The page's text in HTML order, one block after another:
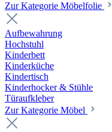
Zur Kategorie Möbelfolie
Aufbewahrung
Hochstuhl
Kinderbett
Kinderküche
Kindertisch
Kinderhocker & Stühle
Türaufkleber
Zur Kategorie Möbel